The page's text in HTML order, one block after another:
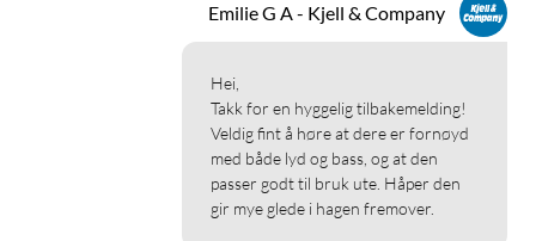
Emilie G A - Kjell & Company
Hei,
Takk for en hyggelig tilbakemelding!
Veldig fint å høre at dere er fornøyd
med både lyd og bass, og at den
passer godt til bruk ute. Håper den
gir mye glede i hagen fremover.